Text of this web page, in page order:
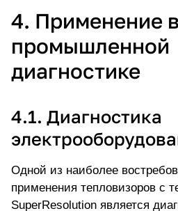
4. Применение в
промышленной
диагностике
4.1. Диагностика
Одной из наиболее
применения тепловизоров с
SuperResolution является